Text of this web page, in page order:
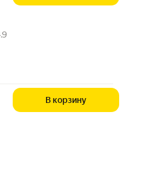
вместо
В корзину